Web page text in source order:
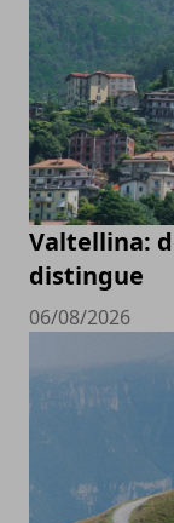
Valtellina:
distingue
06/08/2026